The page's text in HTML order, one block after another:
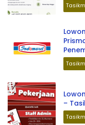
Garut
–